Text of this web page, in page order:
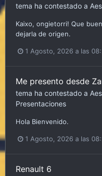
tema ha contestado a
Kaixo, ongietorri! Que
dejarla de origen.
1 Agosto, 2026 a las
Me presento desde
tema ha contestado a
Presentaciones
Hola Bienvenido.
1 Agosto, 2026 a las
Renault 6